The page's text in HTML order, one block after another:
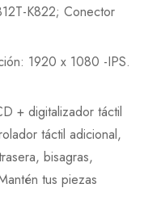
K822; Conector
1920 x 1080 -IPS.
+ digitalizador táctil
táctil adicional,
bisagras,
tus piezas